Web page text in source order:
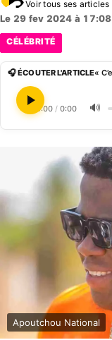
Voir tous ses articles
Le 29 fev 2024 à 17:08
CÉLÉBRITÉ
🎧 ÉCOUTER L'ARTICLE
0:00 / 0:00 🔊
Apoutchou National